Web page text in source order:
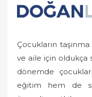
t
e
Çocukların
ve aile için oldukça
dönemde
eğitim hem de